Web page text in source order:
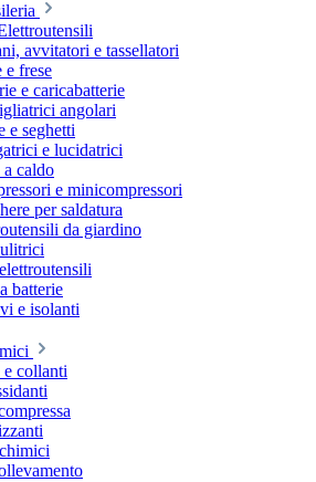
avvitatori e tassellatori
e frese
e caricabatterie
angolari
e seghetti
e lucidatrici
caldo
e minicompressori
per saldatura
da giardino
batterie
e isolanti
collanti